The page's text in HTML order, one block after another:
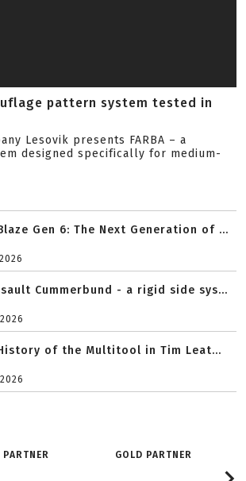
pattern system tested in
Lesovik presents FARBA – a
designed specifically for medium-
Gen 6: The Next Generation of ...
Cummerbund - a rigid side sys...
of the Multitool in Tim Leat...
GOLD PARTNER